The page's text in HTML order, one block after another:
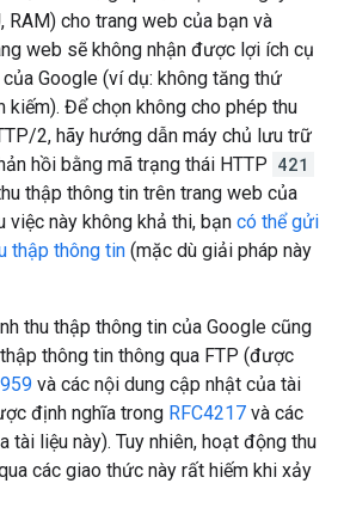
RAM) cho trang web của bạn và
web sẽ không nhận được lợi ích cụ
Google (ví dụ: không tăng thứ
kiếm). Để chọn không cho phép thu
2, hãy hướng dẫn máy chủ lưu trữ
hồi bằng mã trạng thái HTTP 421
thập thông tin trên trang web của
việc này không khả thi, bạn có thể gửi
thập thông tin (mặc dù giải pháp này
thu thập thông tin của Google cũng
thông tin thông qua FTP (được
và các nội dung cập nhật của tài
định nghĩa trong RFC4217 và các
tài liệu này). Tuy nhiên, hoạt động thu
các giao thức này rất hiếm khi xảy